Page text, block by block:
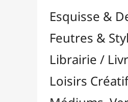
Aquarelle 
Dorure
Gouache 
